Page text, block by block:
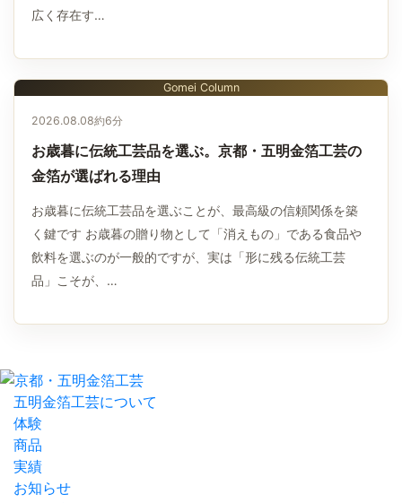
広く存在す…
Gomei Column
2026.08.08約6分
お歳暮に伝統工芸品を選ぶ。京都・五明金箔工芸の
金箔が選ばれる理由
お歳暮に伝統工芸品を選ぶことが、最高級の信頼関係を築
く鍵です お歳暮の贈り物として「消えもの」である食品や
飲料を選ぶのが一般的ですが、実は「形に残る伝統工芸
品」こそが、…
五明金箔工芸について
体験
商品
実績
お知らせ